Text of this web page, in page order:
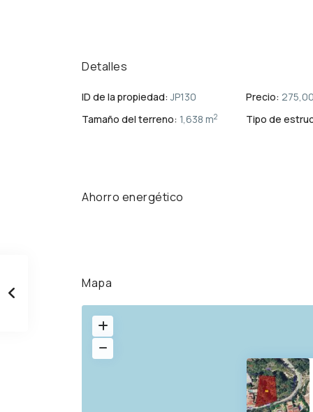
Detalles
ID de la propiedad: JP130 Precio:
Tamaño del terreno: 1,638 m2 Tipo de
Ahorro energético
Mapa